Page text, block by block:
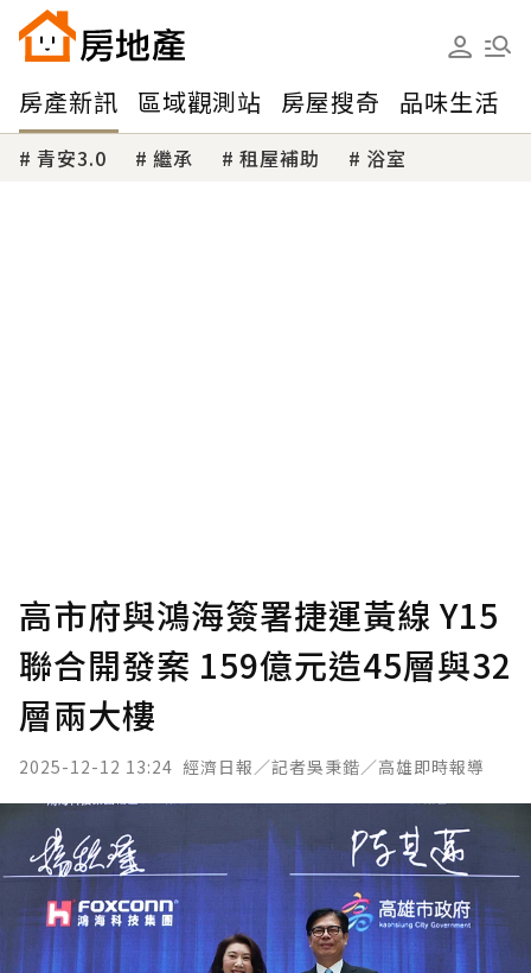
房產新訊 區域觀測站 房屋搜奇 品味生活
青安3.0 繼承 租屋補助 浴室
高市府與鴻海簽署捷運黃線 Y15
聯合開發案 159億元造45層與32
層兩大樓
2025-12-12 13:24 經濟日報／記者吳秉鍇／高雄即時報導